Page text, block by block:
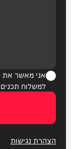
אני מאשר את
למשלוח
הצהרת נגישות